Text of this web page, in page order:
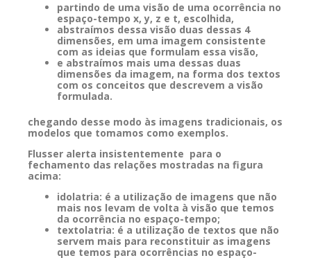
partindo de uma visão de uma ocorrência no
espaço-tempo x, y, z e t, escolhida,
abstraímos dessa visão duas dessas 4
dimensões, em uma imagem consistente
com as ideias que formulam essa visão,
e abstraímos mais uma dessas duas
dimensões da imagem, na forma dos textos
com os conceitos que descrevem a visão
formulada.
chegando desse modo às imagens tradicionais, os
modelos que tomamos como exemplos.
Flusser alerta insistentemente para o
fechamento das relações mostradas na figura
acima:
idolatria: é a utilização de imagens que não
mais nos levam de volta à visão que temos
da ocorrência no espaço-tempo;
textolatria: é a utilização de textos que não
servem mais para reconstituir as imagens
que temos para ocorrências no espaço-